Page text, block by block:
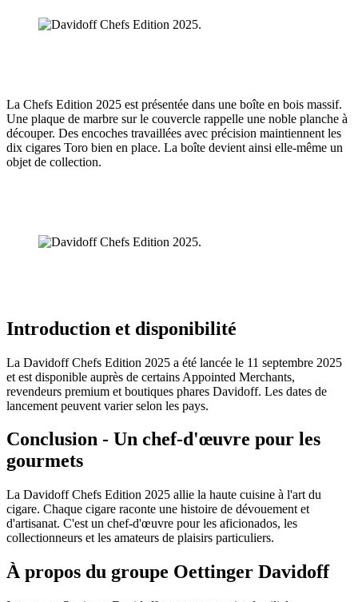
La Chefs Edition 2025 est présentée dans une boîte en bois massif.
Une plaque de marbre sur le couvercle rappelle une noble planche à
découper. Des encoches travaillées avec précision maintiennent les
dix cigares Toro bien en place. La boîte devient ainsi elle-même un
objet de collection.
Introduction et disponibilité
La Davidoff Chefs Edition 2025 a été lancée le 11 septembre 2025
et est disponible auprès de certains Appointed Merchants,
revendeurs premium et boutiques phares Davidoff. Les dates de
lancement peuvent varier selon les pays.
Conclusion - Un chef-d'œuvre pour les
gourmets
La Davidoff Chefs Edition 2025 allie la haute cuisine à l'art du
cigare. Chaque cigare raconte une histoire de dévouement et
d'artisanat. C'est un chef-d'œuvre pour les aficionados, les
collectionneurs et les amateurs de plaisirs particuliers.
À propos du groupe Oettinger Davidoff